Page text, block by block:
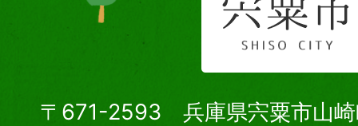
〒671-2593 兵庫県宍粟市山崎